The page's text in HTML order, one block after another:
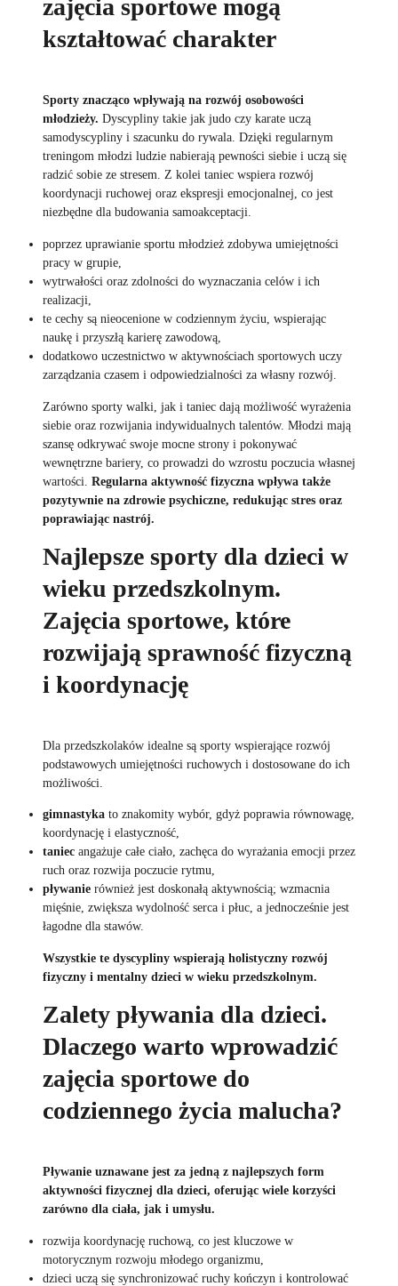
zajęcia sportowe mogą
kształtować charakter
Sporty znacząco wpływają na rozwój osobowości
młodzieży. Dyscypliny takie jak judo czy karate uczą
samodyscypliny i szacunku do rywala. Dzięki regularnym
treningom młodzi ludzie nabierają pewności siebie i uczą się
radzić sobie ze stresem. Z kolei taniec wspiera rozwój
koordynacji ruchowej oraz ekspresji emocjonalnej, co jest
niezbędne dla budowania samoakceptacji.
poprzez uprawianie sportu młodzież zdobywa umiejętności
pracy w grupie,
wytrwałości oraz zdolności do wyznaczania celów i ich
realizacji,
te cechy są nieocenione w codziennym życiu, wspierając
naukę i przyszłą karierę zawodową,
dodatkowo uczestnictwo w aktywnościach sportowych uczy
zarządzania czasem i odpowiedzialności za własny rozwój.
Zarówno sporty walki, jak i taniec dają możliwość wyrażenia
siebie oraz rozwijania indywidualnych talentów. Młodzi mają
szansę odkrywać swoje mocne strony i pokonywać
wewnętrzne bariery, co prowadzi do wzrostu poczucia własnej
wartości. Regularna aktywność fizyczna wpływa także
pozytywnie na zdrowie psychiczne, redukując stres oraz
poprawiając nastrój.
Najlepsze sporty dla dzieci w
wieku przedszkolnym.
Zajęcia sportowe, które
rozwijają sprawność fizyczną
i koordynację
Dla przedszkolaków idealne są sporty wspierające rozwój
podstawowych umiejętności ruchowych i dostosowane do ich
możliwości.
gimnastyka to znakomity wybór, gdyż poprawia równowagę,
koordynację i elastyczność,
taniec angażuje całe ciało, zachęca do wyrażania emocji przez
ruch oraz rozwija poczucie rytmu,
pływanie również jest doskonałą aktywnością; wzmacnia
mięśnie, zwiększa wydolność serca i płuc, a jednocześnie jest
łagodne dla stawów.
Wszystkie te dyscypliny wspierają holistyczny rozwój
fizyczny i mentalny dzieci w wieku przedszkolnym.
Zalety pływania dla dzieci.
Dlaczego warto wprowadzić
zajęcia sportowe do
codziennego życia malucha?
Pływanie uznawane jest za jedną z najlepszych form
aktywności fizycznej dla dzieci, oferując wiele korzyści
zarówno dla ciała, jak i umysłu.
rozwija koordynację ruchową, co jest kluczowe w
motorycznym rozwoju młodego organizmu,
dzieci uczą się synchronizować ruchy kończyn i kontrolować